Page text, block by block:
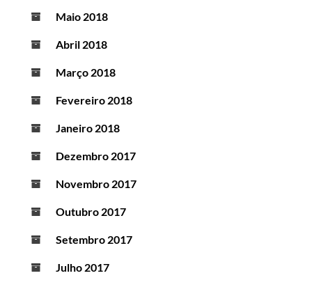
Maio 2018
Abril 2018
Março 2018
Fevereiro 2018
Janeiro 2018
Dezembro 2017
Novembro 2017
Outubro 2017
Setembro 2017
Julho 2017